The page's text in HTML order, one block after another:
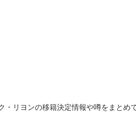
リヨンの移籍決定情報や噂をまとめ